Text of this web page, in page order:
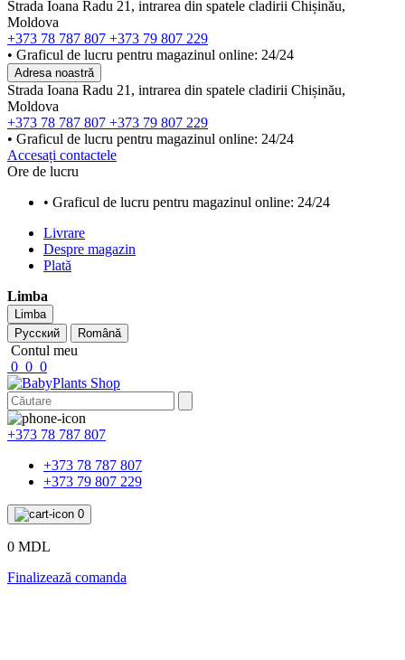
Strada Ioana Radu 21, intrarea din spatele cladirii Chișinău,
Moldova
+373 78 787 807 +373 79 807 229
• Graficul de lucru pentru magazinul online: 24/24
Adresa noastră
Strada Ioana Radu 21, intrarea din spatele cladirii Chișinău,
Moldova
+373 78 787 807 +373 79 807 229
• Graficul de lucru pentru magazinul online: 24/24
Accesați contactele
Ore de lucru
• Graficul de lucru pentru magazinul online: 24/24
Livrare
Despre magazin
Plată
Limba
Limba
Русский
Română
Contul meu
0 0 0
+373 78 787 807
+373 78 787 807
+373 79 807 229
0
0 MDL
Finalizează comanda